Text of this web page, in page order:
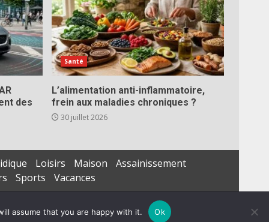
des
Santé
L’alimentation anti-inflammatoire,
frein aux maladies chroniques ?
30 juillet 2026
Loisirs Maison
Assainissement
Sports Vacances
assume that you are happy with it. Ok